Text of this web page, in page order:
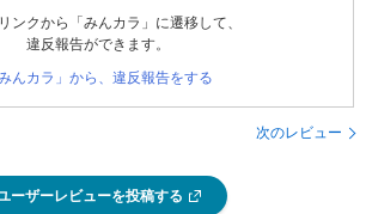
ンクから「みんカラ」に遷移して、
違反報告ができます。
みんカラ」から、違反報告をする
次のレビュー
ーザーレビューを投稿する